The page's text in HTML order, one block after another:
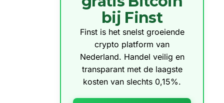
bij Finst
Finst is het snelst groeiende
crypto platform van
Nederland. Handel veilig en
transparant met de laagste
kosten van slechts 0,15%.